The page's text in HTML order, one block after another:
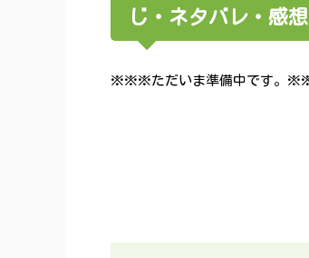
じ・ネタバレ・感
※※※ただいま準備中です。